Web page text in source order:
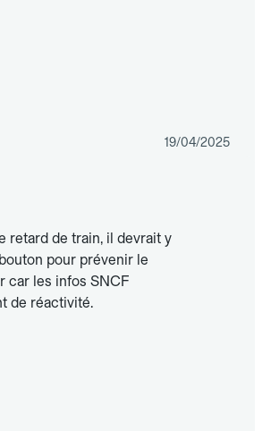
19/04/2025
retard de train, il devrait y
pour prévenir le
car les infos SNCF
de réactivité.